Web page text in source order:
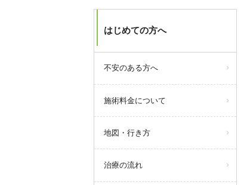
はじめての方へ
不安のある方へ
施術料金について
地図・行き方
治療の流れ